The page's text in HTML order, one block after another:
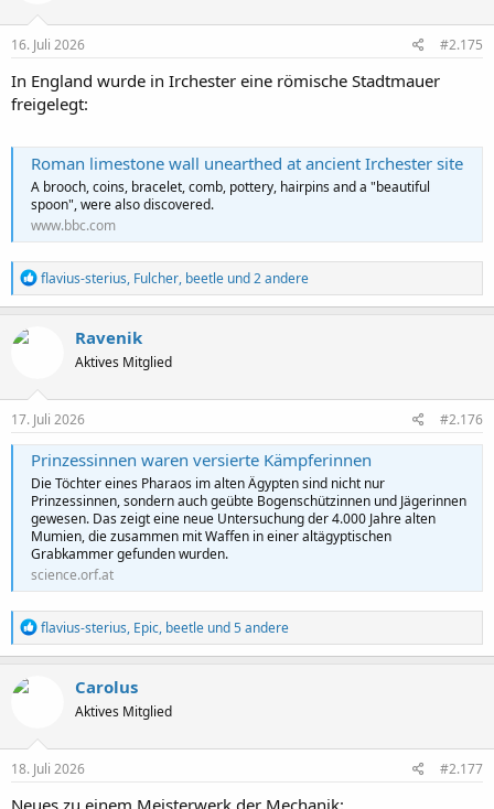
n
e
:
16. Juli 2026 #2.175
In England wurde in Irchester eine römische Stadtmauer
freigelegt:
Roman limestone wall unearthed at ancient Irchester site
A brooch, coins, bracelet, comb, pottery, hairpins and a "beautiful
spoon", were also discovered.
www.bbc.com
R
e
a
n
e
flavius-sterius, Fulcher, beetle und 2 andere
Ravenik
Aktives Mitglied
17. Juli 2026 #2.176
Prinzessinnen waren versierte Kämpferinnen
Die Töchter eines Pharaos im alten Ägypten sind nicht nur
Prinzessinnen, sondern auch geübte Bogenschützinnen und Jägerinnen
gewesen. Das zeigt eine neue Untersuchung der 4.000 Jahre alten
Mumien, die zusammen mit Waffen in einer altägyptischen
Grabkammer gefunden wurden.
science.orf.at
R
e
a
n
e
:
flavius-sterius, Epic, beetle und 5 andere
Carolus
Aktives Mitglied
18. Juli 2026 #2.177
Neues zu einem Meisterwerk der Mechanik: